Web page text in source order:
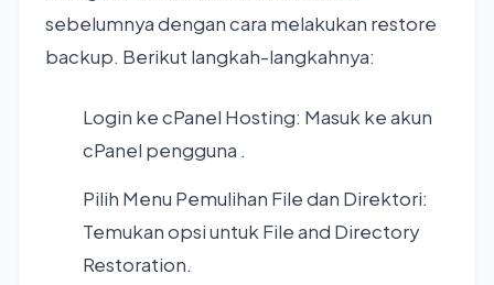
sebelumnya dengan cara melakukan restore
backup. Berikut langkah-langkahnya:
Login ke cPanel Hosting: Masuk ke akun
cPanel pengguna .
Pilih Menu Pemulihan File dan Direktori:
Temukan opsi untuk File and Directory
Restoration.